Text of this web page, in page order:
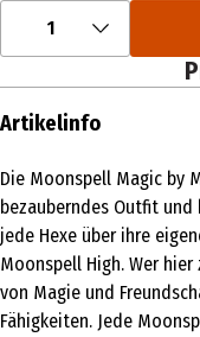
1
Artikelinfo
Die Moonspell Magic by
bezauberndes Outfit
jede Hexe über ihre
Moonspell High. Wer
von Magie und
Fähigkeiten. Jede